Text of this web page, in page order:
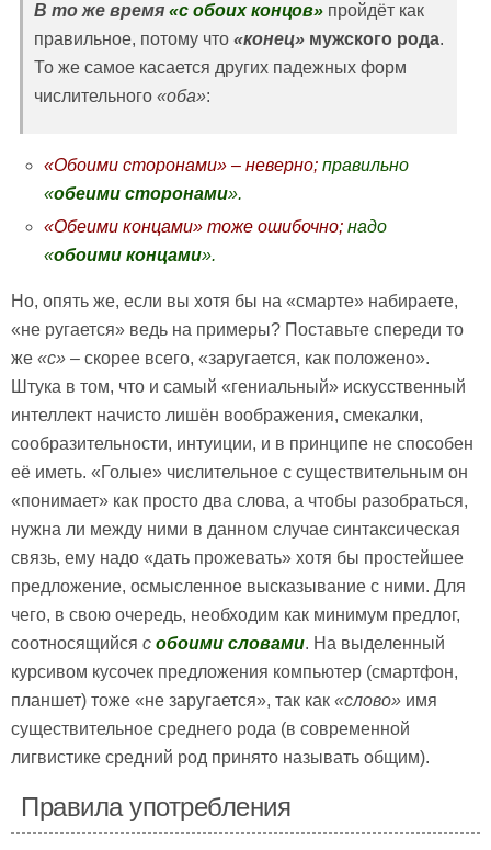
В то же время «с обоих концов» пройдёт как
правильное, потому что «конец» мужского рода.
То же самое касается других падежных форм
числительного «оба»:
«Обоими сторонами» – неверно; правильно
«обеими сторонами».
«Обеими концами» тоже ошибочно; надо
«обоими концами».
Но, опять же, если вы хотя бы на «смарте» набираете,
«не ругается» ведь на примеры? Поставьте спереди то
же «с» – скорее всего, «заругается, как положено».
Штука в том, что и самый «гениальный» искусственный
интеллект начисто лишён воображения, смекалки,
сообразительности, интуиции, и в принципе не способен
её иметь. «Голые» числительное с существительным он
«понимает» как просто два слова, а чтобы разобраться,
нужна ли между ними в данном случае синтаксическая
связь, ему надо «дать прожевать» хотя бы простейшее
предложение, осмысленное высказывание с ними. Для
чего, в свою очередь, необходим как минимум предлог,
соотносящийся с обоими словами. На выделенный
курсивом кусочек предложения компьютер (смартфон,
планшет) тоже «не заругается», так как «слово» имя
существительное среднего рода (в современной
лигвистике средний род принято называть общим).
Правила употребления